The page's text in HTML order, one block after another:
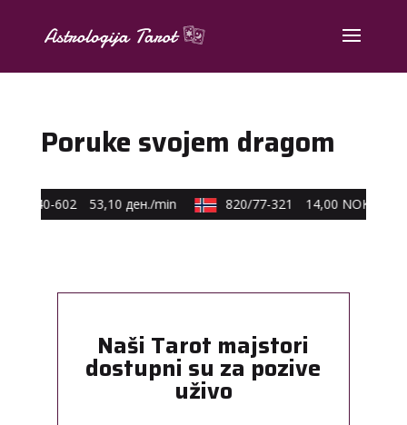
Poruke svojem dragom
40-602 53,10 ден./min 820/77-321 14,00 NOK/min
Naši Tarot majstori
dostupni su za pozive
uživo